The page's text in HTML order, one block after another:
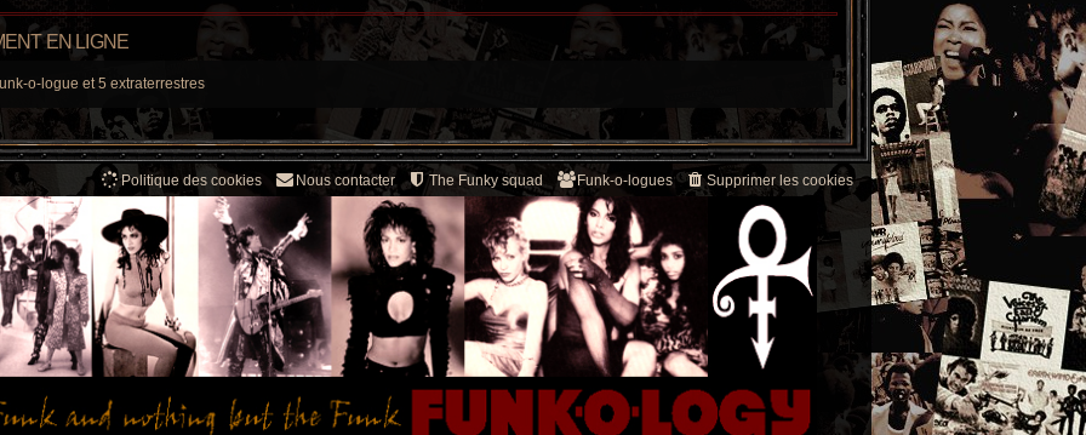
n
s
EN LIGNE
o-logue et 5 extraterrestres
Supprimer les cookies
Funk-o-logues
The Funky squad
Nous contacter
Politique des cookies